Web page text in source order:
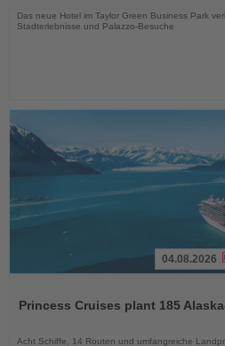
Das neue Hotel im Taylor Green Business Park
Stadterlebnisse und Palazzo-Besuche
die
04.08.2026
Princess Cruises plant 185
Acht Schiffe, 14 Routen und umfangreiche